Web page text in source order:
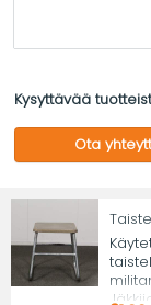
Kysyttävää
Ota